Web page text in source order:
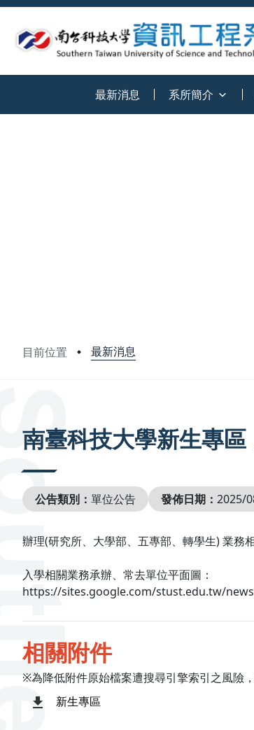
最新消息 系所簡介
目前位置 最新消息
南臺科技大學新生專
公告類別： 單位公告 發佈日期： 2025/
辦理(研究所、大學部、五專部、轉學生) 業
入學相關業務承辦、常去單位平面圖：
https://sites.google.com/stust.edu.tw/
相關附件
※為降低附件原始檔案遭搜尋引擎索引之風險
新生專區